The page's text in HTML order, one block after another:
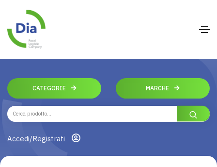
CATEGORIE MARCHE
Accedi/Registrati